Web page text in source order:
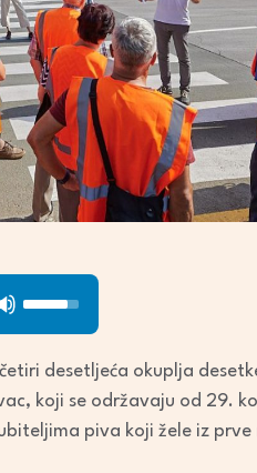
Use
Up/Down
to
increase
desetljeća okuplja
koji se održavaju od 29.
piva koji žele iz